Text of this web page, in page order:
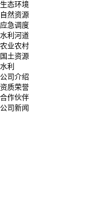
生态环境
自然资源
应急调度
水利河道
农业农村
国土资源
水利
公司介绍
资质荣誉
合作伙伴
公司新闻